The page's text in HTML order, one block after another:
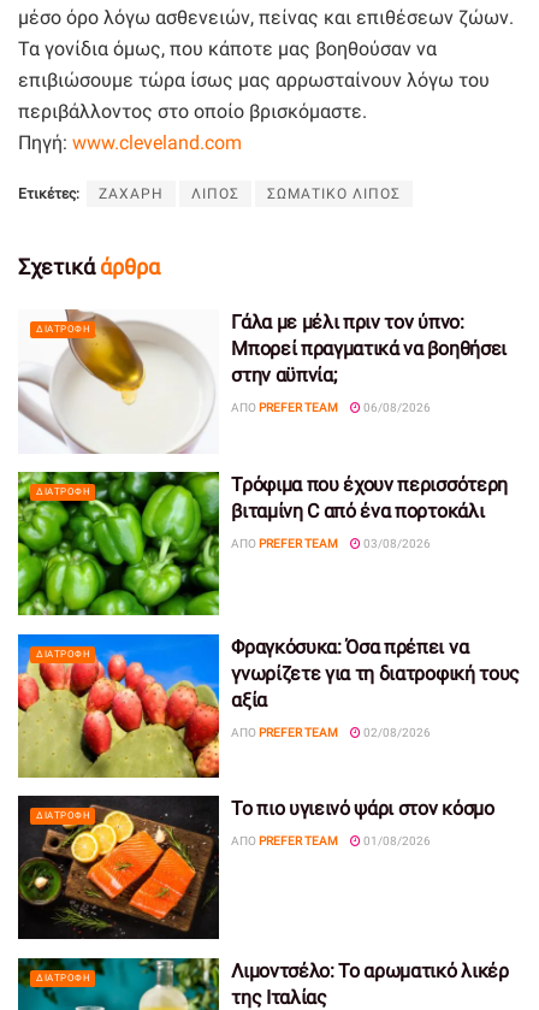
μέσο όρο λόγω ασθενειών, πείνας και επιθέσεων ζώων.
Τα γονίδια όμως, που κάποτε μας βοηθούσαν να
επιβιώσουμε τώρα ίσως μας αρρωσταίνουν λόγω του
περιβάλλοντος στο οποίο βρισκόμαστε.
Πηγή: www.cleveland.com
Ετικέτες: ΖΑΧΑΡΗ ΛΙΠΟΣ ΣΩΜΑΤΙΚΟ ΛΙΠΟΣ
Σχετικάάρθρα
ΔΙΑΤΡΟΦΉ
Γάλα με μέλι πριν τον ύπνο:
Μπορεί πραγματικά να βοηθήσει
στην αϋπνία;
ΑΠΌ PREFER TEAM 06/08/2026
ΔΙΑΤΡΟΦΉ
Τρόφιμα που έχουν περισσότερη
βιταμίνη C από ένα πορτοκάλι
ΑΠΌ PREFER TEAM 03/08/2026
ΔΙΑΤΡΟΦΉ
Φραγκόσυκα: Όσα πρέπει να
γνωρίζετε για τη διατροφική τους
αξία
ΑΠΌ PREFER TEAM 02/08/2026
ΔΙΑΤΡΟΦΉ Το πιο υγιεινό ψάρι στον κόσμο
ΑΠΌ PREFER TEAM 01/08/2026
ΔΙΑΤΡΟΦΉ
Λιμοντσέλο: Το αρωματικό λικέρ
της Ιταλίας